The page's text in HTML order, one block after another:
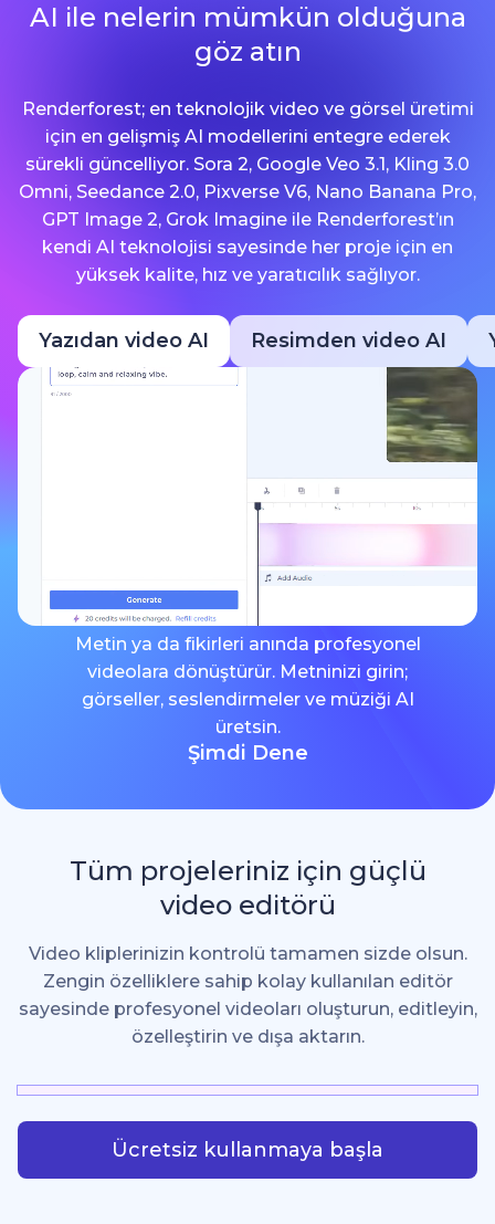
AI ile nelerin mümkün olduğuna
göz atın
Renderforest; en teknolojik video ve görsel üretimi
için en gelişmiş AI modellerini entegre ederek
sürekli güncelliyor. Sora 2, Google Veo 3.1, Kling 3.0
Omni, Seedance 2.0, Pixverse V6, Nano Banana Pro,
GPT Image 2, Grok Imagine ile Renderforest’ın
kendi AI teknolojisi sayesinde her proje için en
yüksek kalite, hız ve yaratıcılık sağlıyor.
Yazıdan video AI Resimden video AI
Metin ya da fikirleri anında profesyonel
videolara dönüştürür. Metninizi girin;
görseller, seslendirmeler ve müziği AI
üretsin.
Şimdi Dene
Tüm projeleriniz için güçlü
video editörü
Video kliplerinizin kontrolü tamamen sizde olsun.
Zengin özelliklere sahip kolay kullanılan editör
sayesinde profesyonel videoları oluşturun, editleyin,
özelleştirin ve dışa aktarın.
Ücretsiz kullanmaya başla